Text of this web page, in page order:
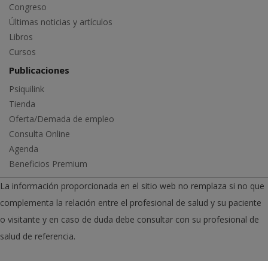
Congreso
Últimas noticias y artículos
Libros
Cursos
Publicaciones
Psiquilink
Tienda
Oferta/Demada de empleo
Consulta Online
Agenda
Beneficios Premium
La información proporcionada en el sitio web no remplaza si no que
complementa la relación entre el profesional de salud y su paciente
o visitante y en caso de duda debe consultar con su profesional de
salud de referencia.